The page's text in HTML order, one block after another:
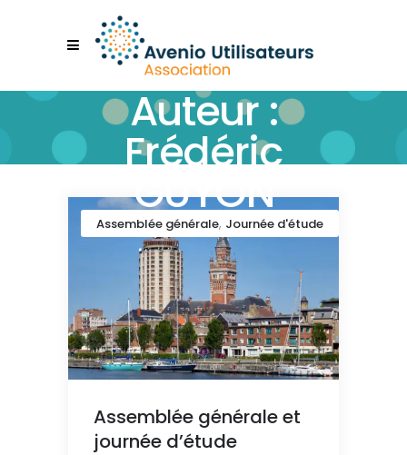
Auteur :
Frédéric
GUYON
Assemblée générale, Journée d'étude
Assemblée générale et
journée d’étude